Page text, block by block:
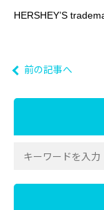
HERSHEY’S
前の記事へ